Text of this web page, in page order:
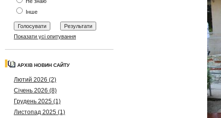
Інше
Показати усі опитування
АРХІВ НОВИН САЙТУ
Лютий 2026 (2)
Січень 2026 (8)
Грудень 2025 (1)
Листопад 2025 (1)